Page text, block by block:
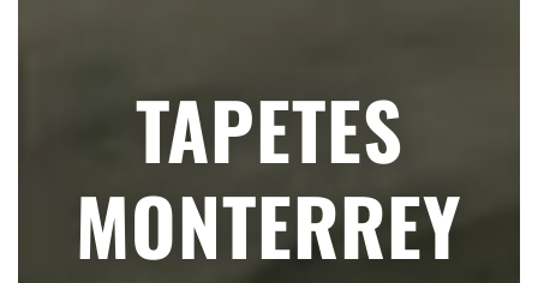
TAPETES
MONTERREY